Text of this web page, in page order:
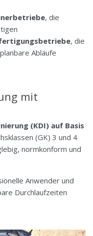
, die
, die
Abläufe
mit
(KDI) auf Basis
(GK) 3 und 4
normkonform und
Anwender und
Durchlaufzeiten